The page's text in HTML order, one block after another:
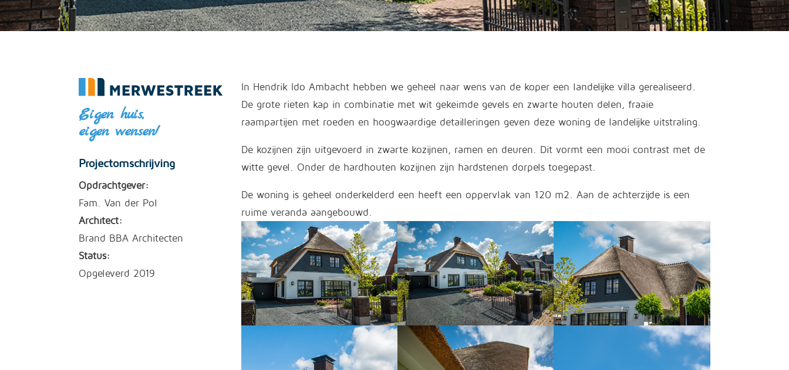
Eigen huis,
eigen wensen!
Projectomschrijving
Opdrachtgever:
Fam. Van der Pol
Architect:
Brand BBA Architecten
Status:
Opgeleverd 2019
In Hendrik Ido Ambacht hebben we geheel naar wens van de koper een landelijke villa gerealiseerd.
De grote rieten kap in combinatie met wit gekeimde gevels en zwarte houten delen, fraaie
raampartijen met roeden en hoogwaardige detailleringen geven deze woning de landelijke uitstraling.
De kozijnen zijn uitgevoerd in zwarte kozijnen, ramen en deuren. Dit vormt een mooi contrast met de
witte gevel. Onder de hardhouten kozijnen zijn hardstenen dorpels toegepast.
De woning is geheel onderkelderd een heeft een oppervlak van 120 m2. Aan de achterzijde is een
ruime veranda aangebouwd.